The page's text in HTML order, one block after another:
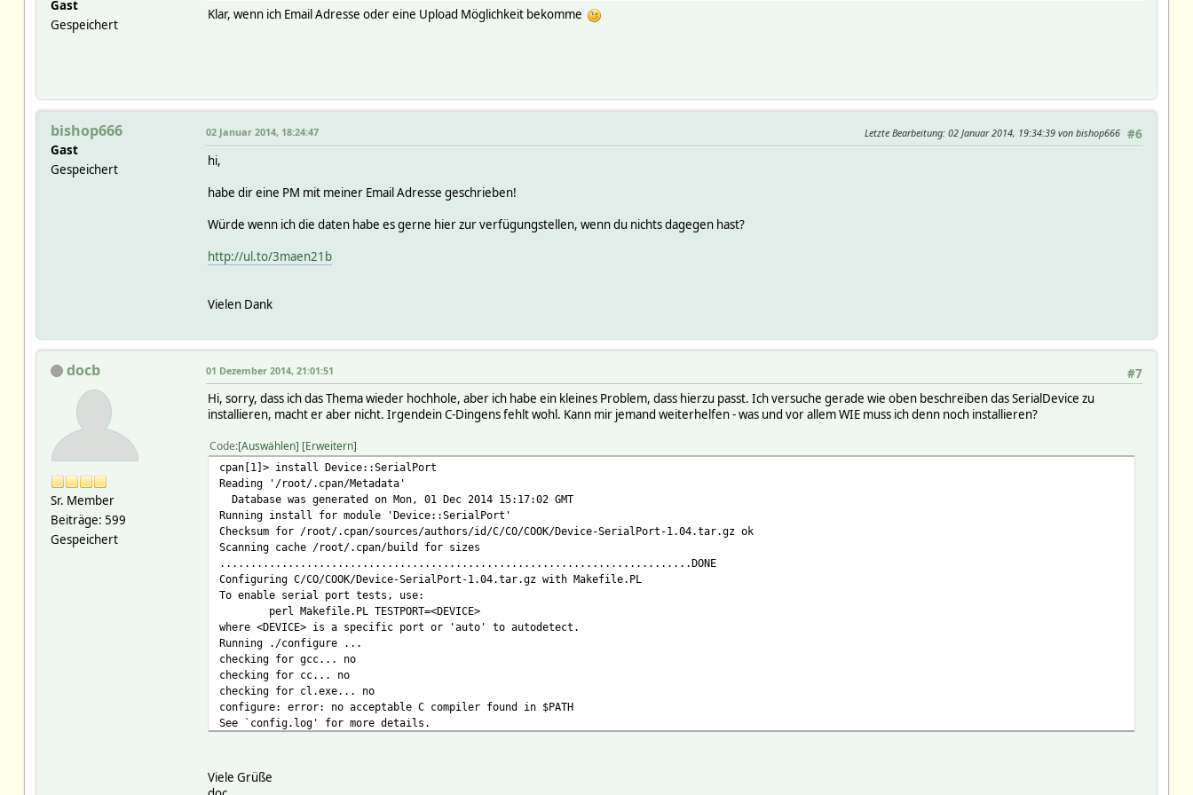
Use of uninitialized value in subroutine entry at /usr/lib/perl5/site_perl/5.8.6/MARVELL_ARMADA370/Device/SerialPort.pm line 458.
Use of uninitialized value in subroutine entry at /usr/lib/perl5/site_perl/5.8.6/MARVELL_ARMADA370/Device/SerialPort.pm line 457.
2013.12.01 14:23:45 3: Can't open /dev/ttyUSB1: No such device
2013.12.01 14:23:45 3: Can't open /dev/ttyUSB2: No such device
2013.12.01 14:23:45 3: Can't open /dev/ttyUSB3: No such device
2013.12.01 14:23:45 3: Opening TCM310 device /dev/ttyUSB4
2013.12.01 14:23:45 3: Can't open /dev/ttyUSB4: No such device
2013.12.01 14:23:45 3: Opening TCM310 device /dev/ttyUSB5
2013.12.01 14:23:45 3: Can't open /dev/ttyUSB5: No such device
2013.12.01 14:23:45 3: Opening TCM310 device /dev/ttyUSB6
2013.12.01 14:23:45 3: Can't open /dev/ttyUSB6: No such device
2013.12.01 14:23:45 2: SecurityCheck: WEB,WEBphone,WEBtablet has no basicAuth attribute. telnetPort has no password/globalpassword attribute.
2013.12.01 14:23:45 0: Server started with 14 defined entities (version $Id: fhem.pl 3872 2013-09-07 11:58:33Z rudolfkoenig $, os linux, user root, pid 138
Gast
Gespeichert
Klar, wenn ich Email Adresse oder eine Upload Möglichkeit bekomme
bishop666
Gast
Gespeichert
#6
02 Januar 2014, 18:24:47 Letzte Bearbeitung: 02 Januar 2014, 19:34:39 von bishop666
hi,
habe dir eine PM mit meiner Email Adresse geschrieben!
Würde wenn ich die daten habe es gerne hier zur verfügungstellen, wenn du nichts dagegen hast?
http://ul.to/3maen21b
Vielen Dank
docb
Sr. Member
Beiträge: 599
Gespeichert
#7
01 Dezember 2014, 21:01:51
Hi, sorry, dass ich das Thema wieder hochhole, aber ich habe ein kleines Problem, dass hierzu passt. Ich versuche gerade wie oben beschreiben das SerialDevice zu
installieren, macht er aber nicht. Irgendein C-Dingens fehlt wohl. Kann mir jemand weiterhelfen - was und vor allem WIE muss ich denn noch installieren?
Code Auswählen Erweitern
cpan[1]> install Device::SerialPort
Reading '/root/.cpan/Metadata'
Database was generated on Mon, 01 Dec 2014 15:17:02 GMT
Running install for module 'Device::SerialPort'
Checksum for /root/.cpan/sources/authors/id/C/CO/COOK/Device-SerialPort-1.04.tar.gz ok
Scanning cache /root/.cpan/build for sizes
............................................................................DONE
Configuring C/CO/COOK/Device-SerialPort-1.04.tar.gz with Makefile.PL
To enable serial port tests, use:
perl Makefile.PL TESTPORT=<DEVICE>
where <DEVICE> is a specific port or 'auto' to autodetect.
Running ./configure ...
checking for gcc... no
checking for cc... no
checking for cl.exe... no
configure: error: no acceptable C compiler found in $PATH
See `config.log' for more details.
Warning: No success on command[/usr/bin/perl Makefile.PL]
COOK/Device-SerialPort-1.04.tar.gz
Viele Grüße